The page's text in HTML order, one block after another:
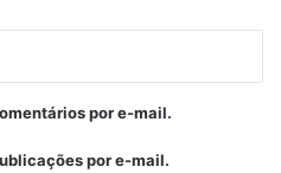
por e-mail.
por e-mail.